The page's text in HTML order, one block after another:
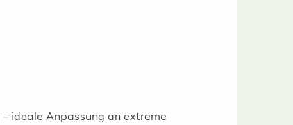
ideale Anpassung an extreme